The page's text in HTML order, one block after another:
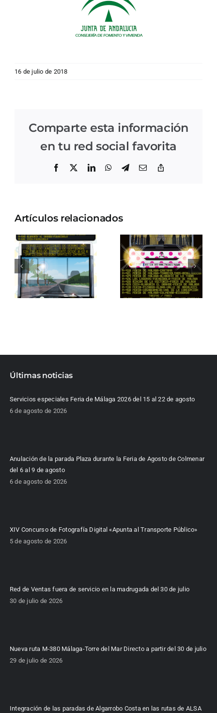
16 de julio de 2018
Comparte esta información
en tu red social favorita
Facebook LinkedInWhatsApp
Telegram
Correo
Artículos relacionados
Últimas noticias
Servicios especiales Feria de Málaga 2026 del 15 al 22 de agosto
6 de agosto de 2026
Anulación de la parada Plaza durante la Feria de Agosto de Colmenar
del 6 al 9 de agosto
6 de agosto de 2026
XIV Concurso de Fotografía Digital «Apunta al Transporte Público»
5 de agosto de 2026
Red de Ventas fuera de servicio en la madrugada del 30 de julio
30 de julio de 2026
Nueva ruta M-380 Málaga-Torre del Mar Directo a partir del 30 de julio
29 de julio de 2026
Integración de las paradas de Algarrobo Costa en las rutas de ALSA